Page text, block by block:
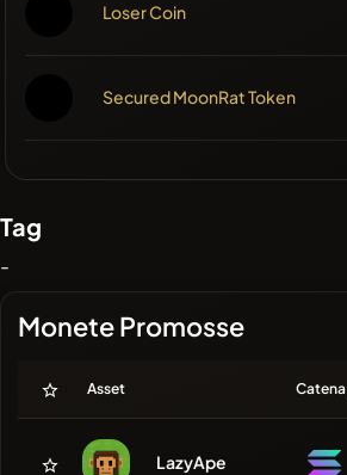
Loser Coin
Secured MoonRat Token
Tag
-
Monete Promosse
Asset Catena
LazyApe